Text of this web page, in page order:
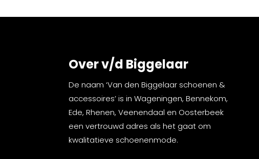
Over v/d Biggelaar
De naam ‘Van den Biggelaar schoenen &
accessoires’ is in Wageningen, Bennekom,
Ede, Rhenen, Veenendaal en Oosterbeek
een vertrouwd adres als het gaat om
kwalitatieve schoenenmode.